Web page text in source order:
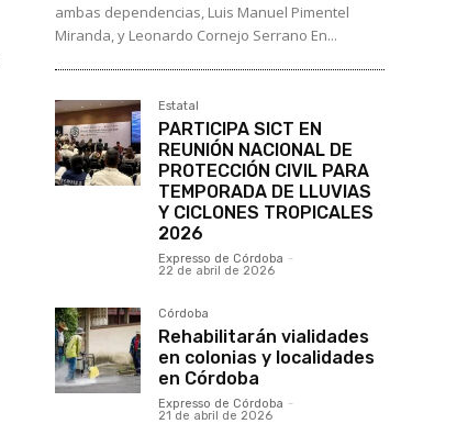
ambas dependencias, Luis Manuel Pimentel
Miranda, y Leonardo Cornejo Serrano En...
Estatal
PARTICIPA SICT EN
REUNIÓN NACIONAL DE
PROTECCIÓN CIVIL PARA
TEMPORADA DE LLUVIAS
Y CICLONES TROPICALES
2026
Expresso de Córdoba -
22 de abril de 2026
Córdoba
Rehabilitarán vialidades
en colonias y localidades
en Córdoba
Expresso de Córdoba -
21 de abril de 2026